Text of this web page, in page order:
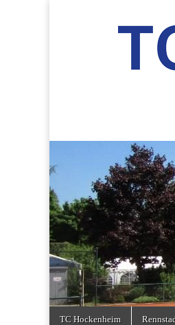
TC
Main
TC Hockenheim